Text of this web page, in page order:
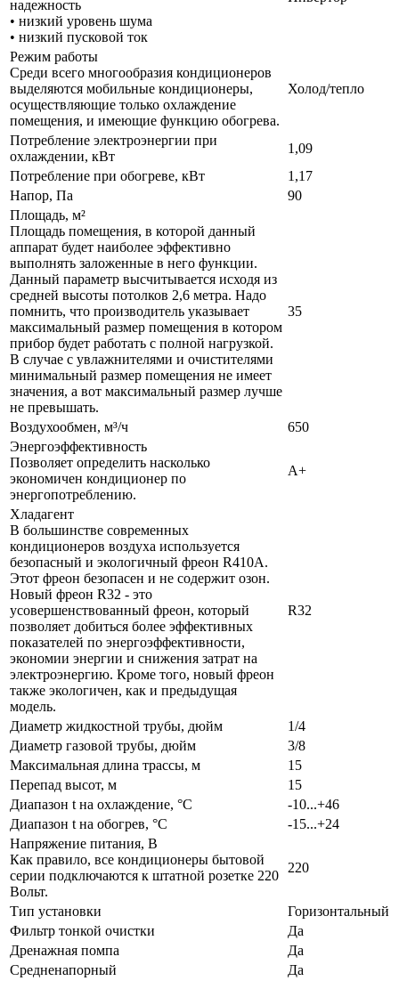
надежность
• низкий уровень шума
• низкий пусковой ток
Режим работы
Среди всего многообразия кондиционеров
выделяются мобильные кондиционеры,
осуществляющие только охлаждение
помещения, и имеющие функцию обогрева.
Холод/тепло
Потребление электроэнергии при
охлаждении, кВт
1,09
Потребление при обогреве, кВт
1,17
Напор, Па
90
Площадь, м²
Площадь помещения, в которой данный
аппарат будет наиболее эффективно
выполнять заложенные в него функции.
Данный параметр высчитывается исходя из
средней высоты потолков 2,6 метра. Надо
помнить, что производитель указывает
максимальный размер помещения в котором
прибор будет работать с полной нагрузкой.
В случае с увлажнителями и очистителями
минимальный размер помещения не имеет
значения, а вот максимальный размер лучше
не превышать.
35
Воздухообмен, м³/ч
650
Энергоэффективность
Позволяет определить насколько
экономичен кондиционер по
энергопотреблению.
A+
Хладагент
В большинстве современных
кондиционеров воздуха используется
безопасный и экологичный фреон R410A.
Этот фреон безопасен и не содержит озон.
Новый фреон R32 - это
усовершенствованный фреон, который
позволяет добиться более эффективных
показателей по энергоэффективности,
экономии энергии и снижения затрат на
электроэнергию. Кроме того, новый фреон
также экологичен, как и предыдущая
модель.
R32
Диаметр жидкостной трубы, дюйм
1/4
Диаметр газовой трубы, дюйм
3/8
Максимальная длина трассы, м
15
Перепад высот, м
15
Диапазон t на охлаждение, °С
-10...+46
Диапазон t на обогрев, °С
-15...+24
Напряжение питания, В
Как правило, все кондиционеры бытовой
серии подключаются к штатной розетке 220
Вольт.
220
Тип установки
Горизонтальный
Фильтр тонкой очистки
Да
Дренажная помпа
Да
Средненапорный
Да